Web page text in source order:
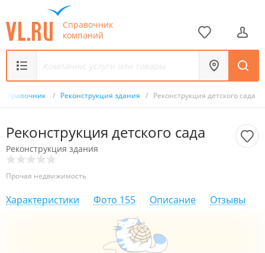
Справочник
компаний
Справочник / Реконструкция здания / Реконструкция детского сада
Реконструкция детского сада
Реконструкция здания
Прочая недвижимость
Характеристики Фото 155 Описание Отзывы